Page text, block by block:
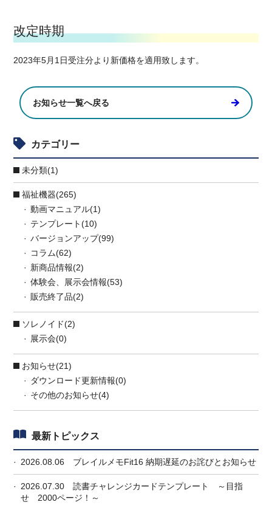
改定時期
2023年5月1日受注分より新価格を適用致します。
お知らせ一覧へ戻る
カテゴリー
未分類(1)
福祉機器(265)
動画マニュアル(1)
テンプレート(10)
バージョンアップ(99)
コラム(62)
新商品情報(2)
体験会、展示会情報(53)
販売終了品(2)
ソレノイド(2)
展示会(0)
お知らせ(21)
ダウンロード更新情報(0)
その他のお知らせ(4)
最新トピックス
2026.08.06 ブレイルメモFit16 納期遅延のお詫びとお知らせ
2026.07.30
読書チャレンジカードテンプレート ～目指
せ 2000ページ！～